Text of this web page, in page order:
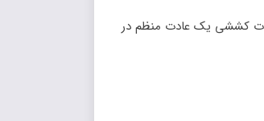
کششی یک عادت منظم در